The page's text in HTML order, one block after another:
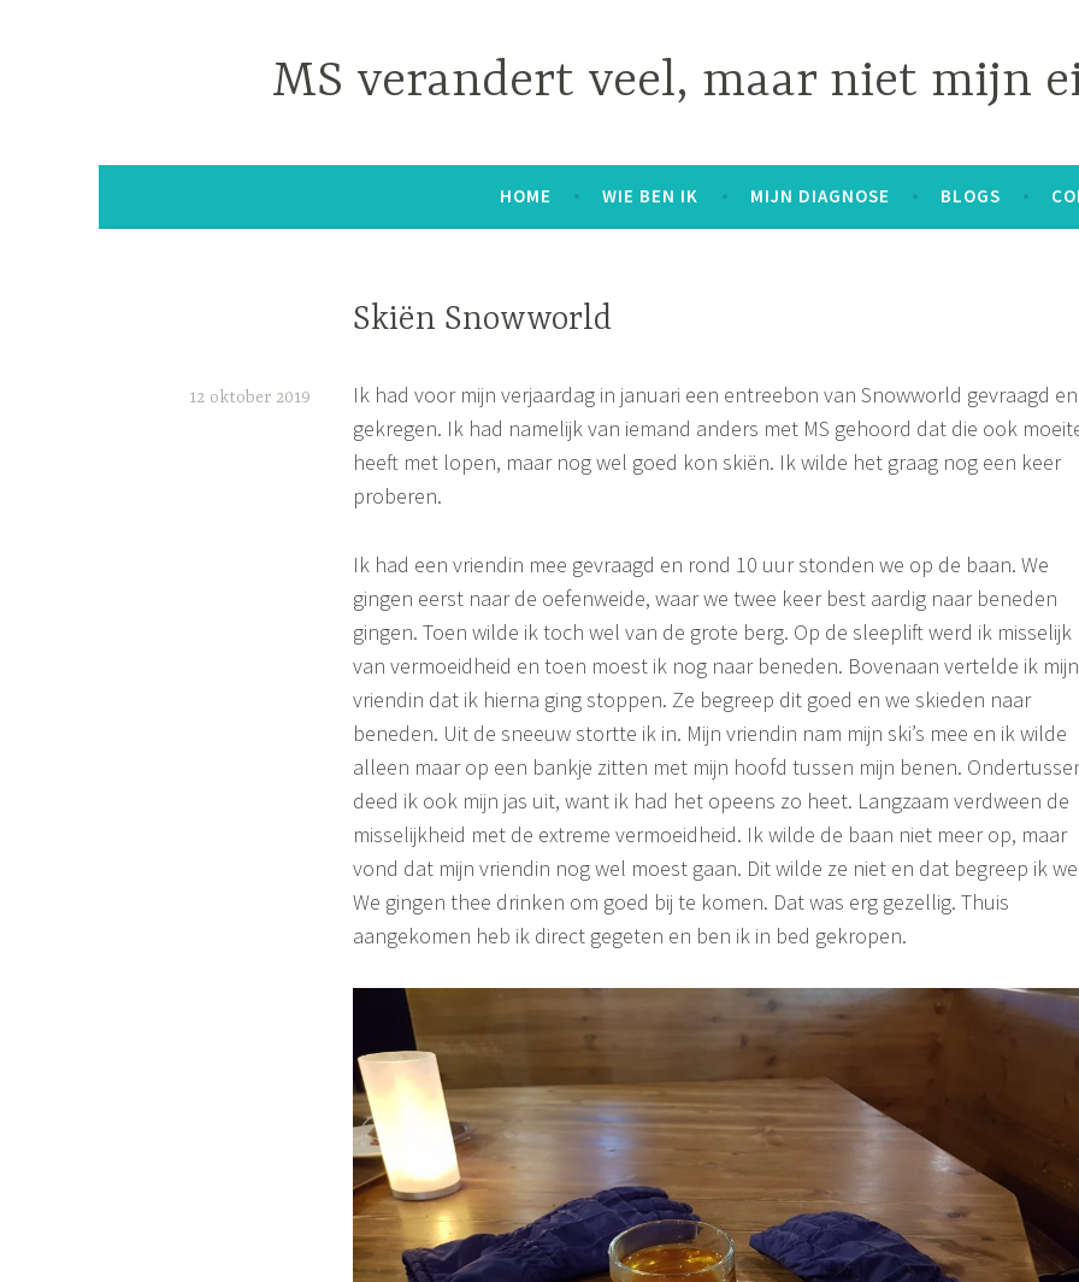
MS verandert veel, maar niet mijn
HOME WIE BEN IK MIJN DIAGNOSE BLOGS
Skiën Snowworld
12 oktober 2019
Ik had voor mijn verjaardag in januari een entreebon van Snowworld gevraagd en
gekregen. Ik had namelijk van iemand anders met MS gehoord dat die ook
heeft met lopen, maar nog wel goed kon skiën. Ik wilde het graag nog een keer
proberen.
Ik had een vriendin mee gevraagd en rond 10 uur stonden we op de baan. We
gingen eerst naar de oefenweide, waar we twee keer best aardig naar beneden
gingen. Toen wilde ik toch wel van de grote berg. Op de sleeplift werd ik misselijk
van vermoeidheid en toen moest ik nog naar beneden. Bovenaan vertelde ik mijn
vriendin dat ik hierna ging stoppen. Ze begreep dit goed en we skieden naar
beneden. Uit de sneeuw stortte ik in. Mijn vriendin nam mijn ski’s mee en ik wilde
alleen maar op een bankje zitten met mijn hoofd tussen mijn benen.
deed ik ook mijn jas uit, want ik had het opeens zo heet. Langzaam verdween de
misselijkheid met de extreme vermoeidheid. Ik wilde de baan niet meer op, maar
vond dat mijn vriendin nog wel moest gaan. Dit wilde ze niet en dat begreep ik
We gingen thee drinken om goed bij te komen. Dat was erg gezellig. Thuis
aangekomen heb ik direct gegeten en ben ik in bed gekropen.